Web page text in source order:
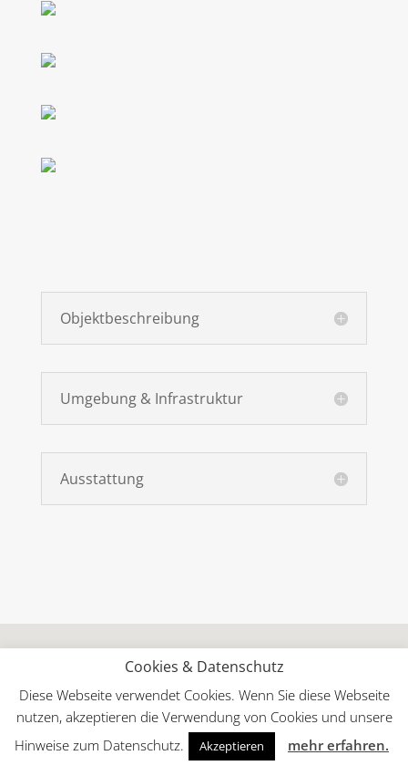
Objektbeschreibung
Umgebung & Infrastruktur
Ausstattung
Cookies & Datenschutz
Diese Webseite verwendet Cookies. Wenn Sie diese Webseite
nutzen, akzeptieren die Verwendung von Cookies und unsere
Hinweise zum Datenschutz.
Akzeptieren mehr erfahren.